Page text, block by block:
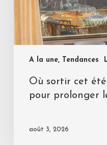
A la une, Tendances
Où sortir cet été
pour prolonger
août 3, 2026